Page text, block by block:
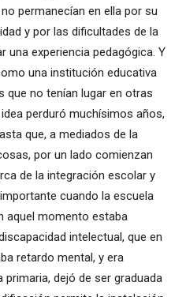
permanecían en ella por su
y por las dificultades de la
una experiencia pedagógica. Y
una institución educativa
que no tenían lugar en otras
perduró muchísimos años,
que, a mediados de la
por un lado comienzan
de la integración escolar y
cuando la escuela
aquel momento estaba
intelectual, que en
retardo mental, y era
primaria, dejó de ser graduada